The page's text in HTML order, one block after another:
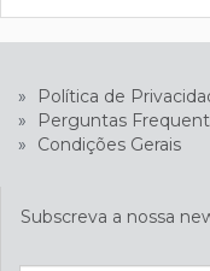
» Política de
»
Perguntas
»
Condições Gerais
Subscreva a nossa